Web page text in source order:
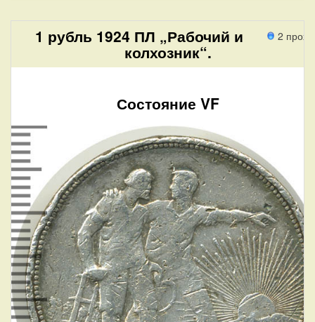
2
1 рубль 1924 ПЛ „Рабочий и
колхозник“.
Состояние VF